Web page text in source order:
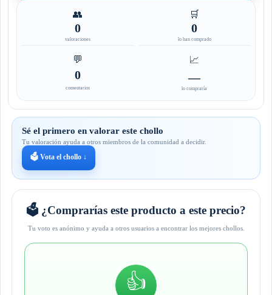
👥
0
valoraciones
🛒
0
lo han comprado
💬
0
comentarios
📈
—
lo compraría
Sé el primero en valorar este chollo
Tu valoración ayuda a otros miembros de la comunidad a decidir.
🗳️ Vota el chollo ↓
🗳️ ¿Comprarías este producto a este precio?
Tu voto es anónimo y ayuda a otros usuarios a encontrar los mejores chollos.
👍